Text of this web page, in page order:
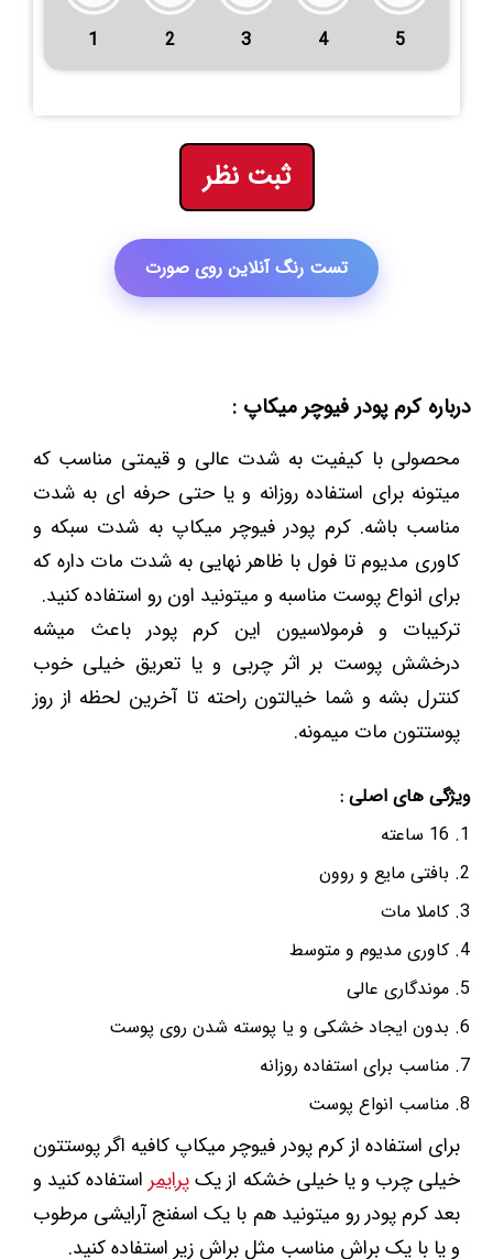
1 2 3 4 5
ثبت نظر
تست رنگ آنلاین روی صورت
درباره کرم پودر فیوچر میکاپ :
محصولی با کیفیت به شدت عالی و قیمتی مناسب که
میتونه برای استفاده روزانه و یا حتی حرفه ای به شدت
مناسب باشه. کرم پودر فیوچر میکاپ به شدت سبکه و
کاوری مدیوم تا فول با ظاهر نهایی به شدت مات داره که
برای انواع پوست مناسبه و میتونید اون رو استفاده کنید.
ترکیبات و فرمولاسیون این کرم پودر باعث میشه
درخشش پوست بر اثر چربی و یا تعریق خیلی خوب
کنترل بشه و شما خیالتون راحته تا آخرین لحظه از روز
پوستتون مات میمونه.
ویژگی های اصلی :
16 ساعته
بافتی مایع و روون
کاملا مات
کاوری مدیوم و متوسط
موندگاری عالی
بدون ایجاد خشکی و یا پوسته شدن روی پوست
مناسب برای استفاده روزانه
مناسب انواع پوست
برای استفاده از کرم پودر فیوچر میکاپ کافیه اگر پوستتون
خیلی چرب و یا خیلی خشکه از یکپرایمر استفاده کنید و
بعد کرم پودر رو میتونید هم با یک اسفنج آرایشی مرطوب
و یا با یک براش مناسب مثل براش زیر استفاده کنید.